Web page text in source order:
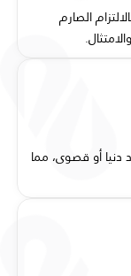
الصارم
دنيا أو قصوى، مما